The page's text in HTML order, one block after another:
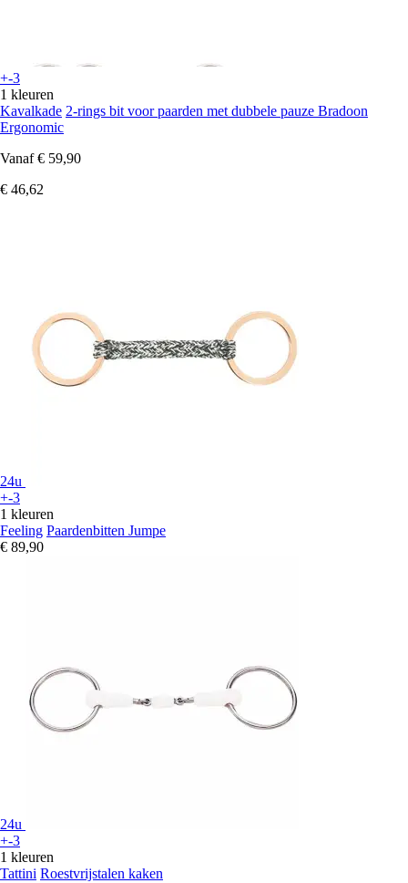
+-3
1 kleuren
Kavalkade 2-rings bit voor paarden met dubbele pauze Bradoon
Ergonomic
Vanaf € 59,90
€ 46,62
24u
+-3
1 kleuren
Feeling Paardenbitten Jumpe
€ 89,90
24u
+-3
1 kleuren
Tattini Roestvrijstalen kaken